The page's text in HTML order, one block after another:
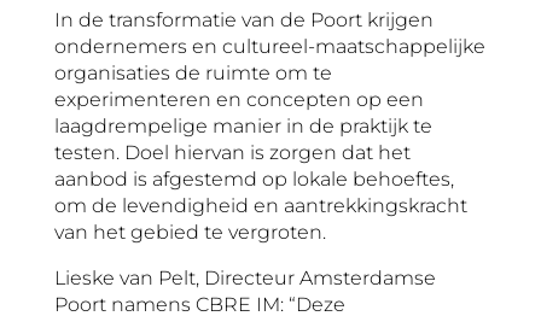
In de transformatie van de Poort krijgen
ondernemers en cultureel-maatschappelijke
organisaties de ruimte om te
experimenteren en concepten op een
laagdrempelige manier in de praktijk te
testen. Doel hiervan is zorgen dat het
aanbod is afgestemd op lokale behoeftes,
om de levendigheid en aantrekkingskracht
van het gebied te vergroten.
Lieske van Pelt, Directeur Amsterdamse
Poort namens CBRE IM: “Deze